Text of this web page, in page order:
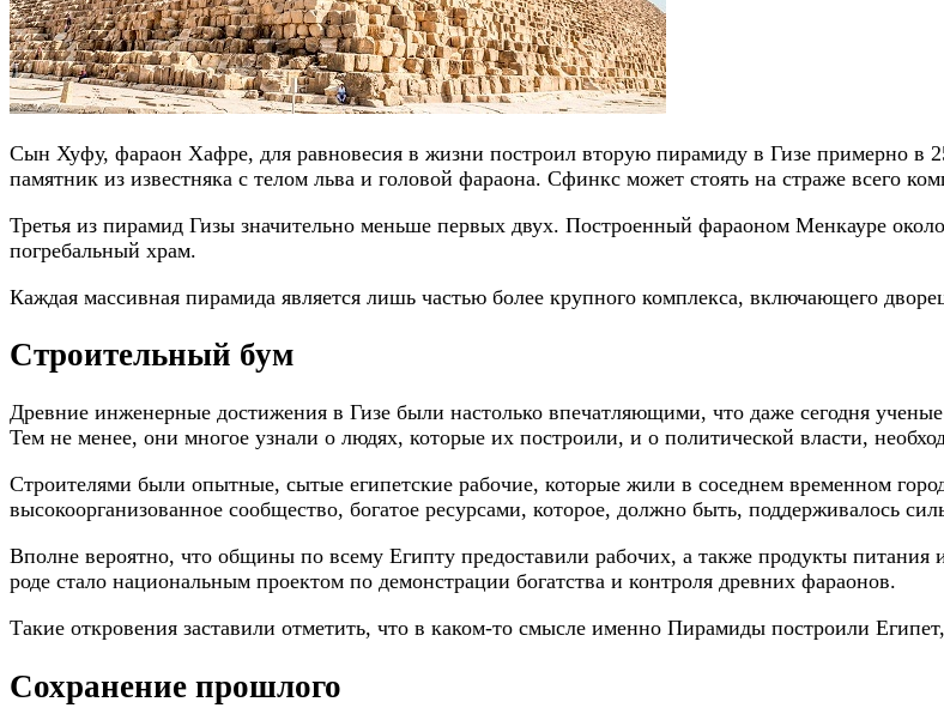
Сын Хуфу, фараон Хафре, для равновесия в жизни построил вторую пирамиду в Гизе примерно в
памятник из известняка с телом льва и головой фараона. Сфинкс может стоять на страже всего
Третья из пирамид Гизы значительно меньше первых двух. Построенный фараоном Менкауре
погребальный храм.
Каждая массивная пирамида является лишь частью более крупного комплекса, включающего
Строительный бум
Древние инженерные достижения в Гизе были настолько впечатляющими, что даже сегодня
Тем не менее, они многое узнали о людях, которые их построили, и о политической власти,
Строителями были опытные, сытые египетские рабочие, которые жили в соседнем временном
высокоорганизованное сообщество, богатое ресурсами, которое, должно быть, поддерживалось
Вполне вероятно, что общины по всему Египту предоставили рабочих, а также продукты питания
роде стало национальным проектом по демонстрации богатства и контроля древних фараонов.
Такие откровения заставили отметить, что в каком-то смысле именно Пирамиды построили
Сохранение прошлого